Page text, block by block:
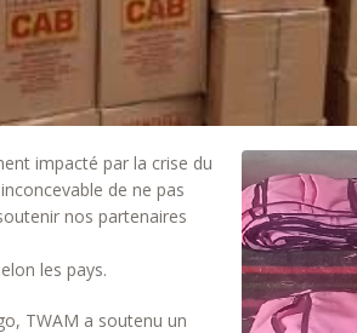
impacté par la crise du
de ne pas
nos partenaires
les pays.
TWAM a soutenu un